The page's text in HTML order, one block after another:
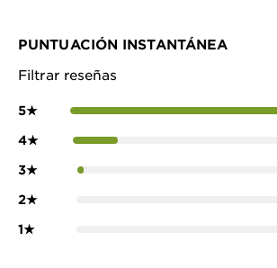
PUNTUACIÓN INSTANTÁNEA
Filtrar reseñas
5★
4★
3★
2★
1★